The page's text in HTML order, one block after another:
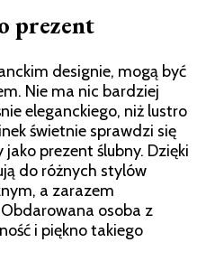
prezent
designie, mogą być
Nie ma nic bardziej
eleganckiego, niż lustro
świetnie sprawdzi się
prezent ślubny. Dzięki
do różnych stylów
a zarazem
osoba z
i piękno takiego